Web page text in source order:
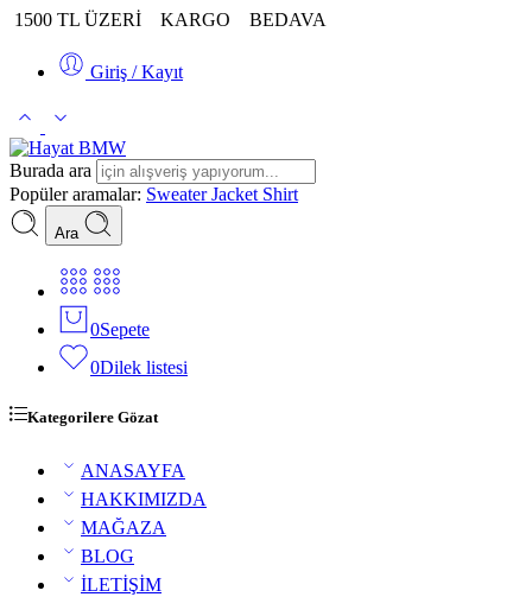
1500 TL ÜZERİ KARGO BEDAVA
Giriş / Kayıt
Burada ara
Popüler aramalar: SweaterJacket Shirt
Ara
0Sepete
0Dilek listesi
Kategorilere Gözat
ANASAYFA
HAKKIMIZDA
MAĞAZA
BLOG
İLETİŞİM